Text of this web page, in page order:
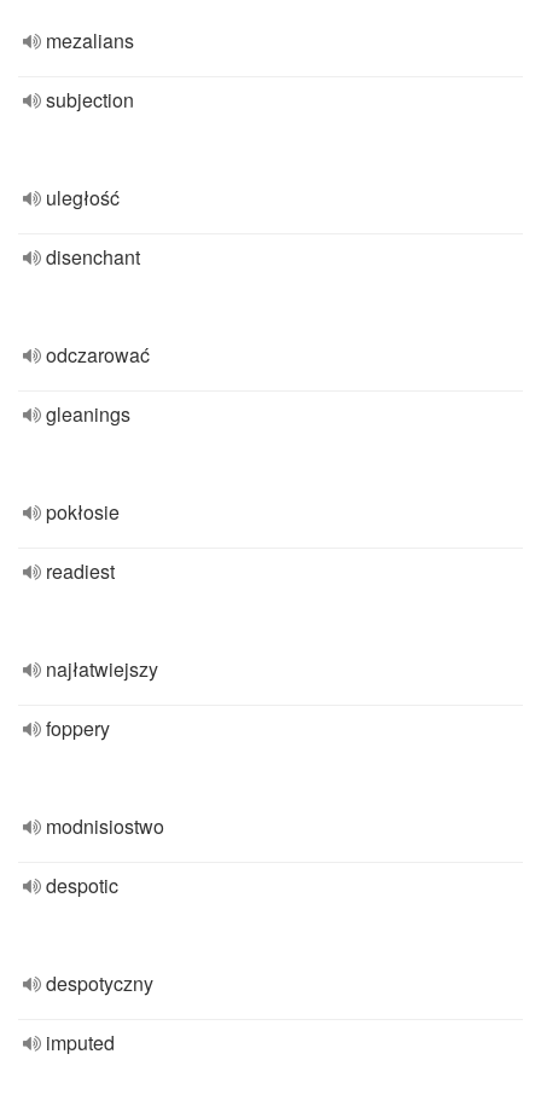
mezalians
subjection
uległość
disenchant
odczarować
gleanings
pokłosie
readiest
najłatwiejszy
foppery
modnisiostwo
despotic
despotyczny
imputed